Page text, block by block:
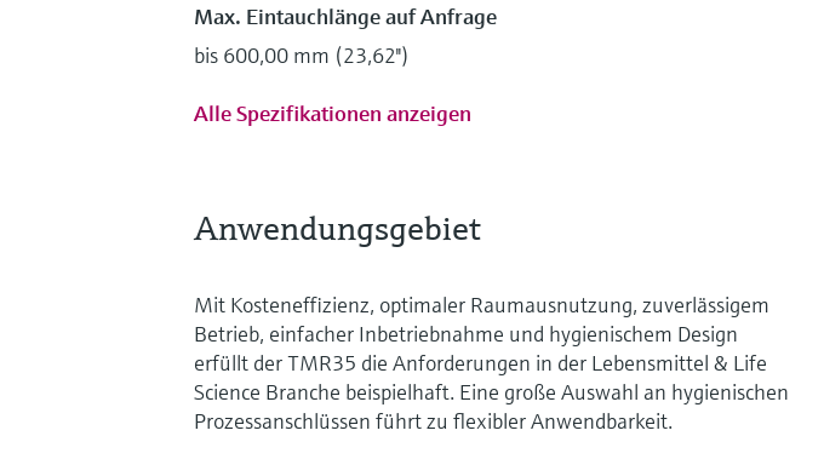
Max. Eintauchlänge auf Anfrage
bis 600,00 mm (23,62'')
Alle Spezifikationen anzeigen
Anwendungsgebiet
Mit Kosteneffizienz, optimaler Raumausnutzung, zuverlässigem
Betrieb, einfacher Inbetriebnahme und hygienischem Design
erfüllt der TMR35 die Anforderungen in der Lebensmittel & Life
Science Branche beispielhaft. Eine große Auswahl an hygienischen
Prozessanschlüssen führt zu flexibler Anwendbarkeit.